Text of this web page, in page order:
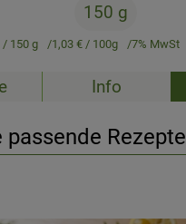
150 g
/ 150 g 1,03 € / 100g 7% MwSt
Info
passende Rezepte